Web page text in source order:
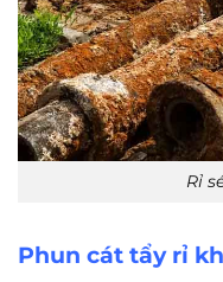
Rỉ
Phun cát tẩy rỉ